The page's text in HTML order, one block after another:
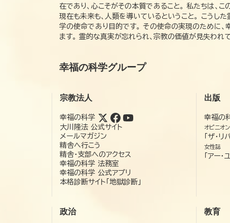
在であり、心こそがその本質であること。 私たちは、
現在も未来も、人類を導いているということ。 こうし
学の使命であり目的です。 その使命の実現のために
ます。 霊的な真実が忘れられ、宗教の価値が見失われ
幸福の科学グループ
宗教法人
幸福の科学
大川隆法 公式サイト
メールマガジン
精舎へ行こう
精舎・支部へのアクセス
幸福の科学 法務室
幸福の科学 公式アプリ
本格診断サイト「地獄診断」
出版
幸福の
オピニオ
「ザ・
女性誌
「アー
政治 教育